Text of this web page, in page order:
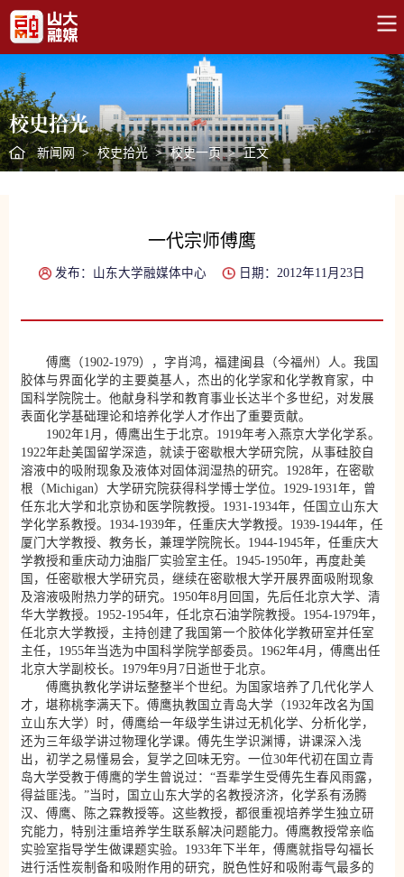
校史拾光
新闻网 > 校史拾光 > 校史一页 > 正文
一代宗师傅鹰
发布：山东大学融媒体中心 日期：2012年11月23日
傅鹰（1902-1979），字肖鸿，福建闽县（今福州）人。我国
胶体与界面化学的主要奠基人，杰出的化学家和化学教育家，中
国科学院院士。他献身科学和教育事业长达半个多世纪，对发展
表面化学基础理论和培养化学人才作出了重要贡献。
1902年1月，傅鹰出生于北京。1919年考入燕京大学化学系。
1922年赴美国留学深造，就读于密歇根大学研究院，从事硅胶自
溶液中的吸附现象及液体对固体润湿热的研究。1928年，在密歇
根（Michigan）大学研究院获得科学博士学位。1929-1931年，曾
任东北大学和北京协和医学院教授。1931-1934年，任国立山东大
学化学系教授。1934-1939年，任重庆大学教授。1939-1944年，任
厦门大学教授、教务长，兼理学院院长。1944-1945年，任重庆大
学教授和重庆动力油脂厂实验室主任。1945-1950年，再度赴美
国，任密歇根大学研究员，继续在密歇根大学开展界面吸附现象
及溶液吸附热力学的研究。1950年8月回国，先后任北京大学、清
华大学教授。1952-1954年，任北京石油学院教授。1954-1979年，
任北京大学教授，主持创建了我国第一个胶体化学教研室并任室
主任，1955年当选为中国科学院学部委员。1962年4月，傅鹰出任
北京大学副校长。1979年9月7日逝世于北京。
傅鹰执教化学讲坛整整半个世纪。为国家培养了几代化学人
才，堪称桃李满天下。傅鹰执教国立青岛大学（1932年改名为国
立山东大学）时，傅鹰给一年级学生讲过无机化学、分析化学，
还为三年级学讲过物理化学课。傅先生学识渊博，讲课深入浅
出，初学之易懂易会，复学之回味无穷。一位30年代初在国立青
岛大学受教于傅鹰的学生曾说过：“吾辈学生受傅先生春风雨露，
得益匪浅。”当时，国立山东大学的名教授济济，化学系有汤腾
汉、傅鹰、陈之霖教授等。这些教授，都很重视培养学生独立研
究能力，特别注重培养学生联系解决问题能力。傅鹰教授常亲临
实验室指导学生做课题实验。1933年下半年，傅鹰就指导勾福长
进行活性炭制备和吸附作用的研究，脱色性好和吸附毒气最多的